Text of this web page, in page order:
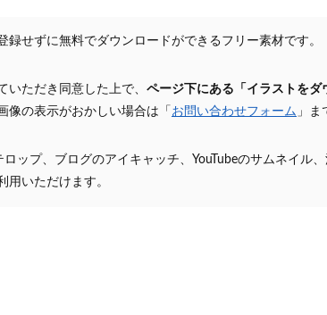
録せずに無料でダウンロードができるフリー素材です。
いただき同意した上で、 ページ下にある「イラストをダ
像の表示がおかしい場合は「 お問い合わせフォーム 」ま
ップ、ブログのアイキャッチ、YouTubeのサムネイル
用いただけます。